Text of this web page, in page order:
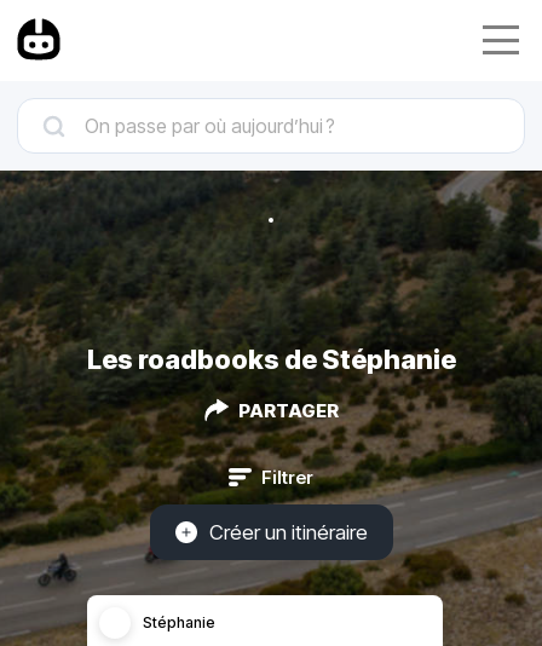
Les roadbooks de Stéphanie
PARTAGER
Filtrer
Créer un itinéraire
Stéphanie